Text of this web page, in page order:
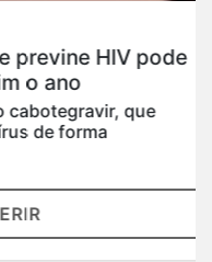
HIV pode
ano
que
de forma